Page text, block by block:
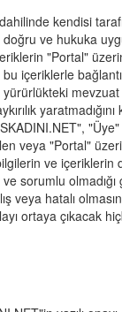
kendisi
ve hukuka
"Portal"
bu içeriklerle
yürürlükteki mevzuat
"Üye"
veya "Portal"
ve içeriklerin
sorumlu
veya hatalı
ortaya çıkacak